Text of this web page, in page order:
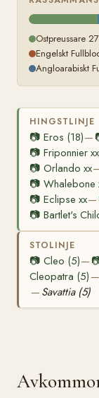
Ostpreussare
Engelskt
Angloarabiskt
HINGSTLINJE
📷 Eros (18)—
📷 Friponnier xx
📷 Orlando xx
📷 Whalebone
📷 Eclipse xx—
📷 Bartlet's
STOLINJE
📷 Cleo (5)—
Cleopatra (5) —
— Savattia (5)